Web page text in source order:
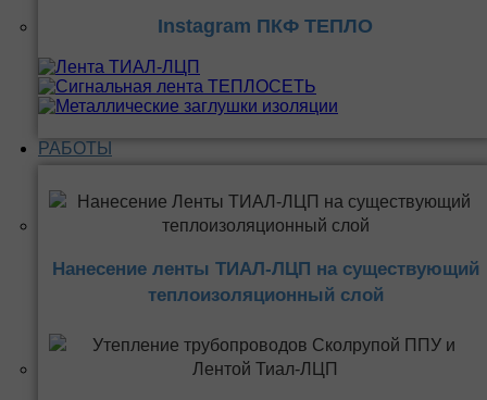
Instagram ПКФ ТЕПЛО
РАБОТЫ
Нанесение ленты ТИАЛ-ЛЦП на существующий
теплоизоляционный слой